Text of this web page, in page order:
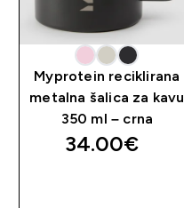
Myprotein reciklirana
metalna šalica za kavu
350 ml – crna
34.00€‎